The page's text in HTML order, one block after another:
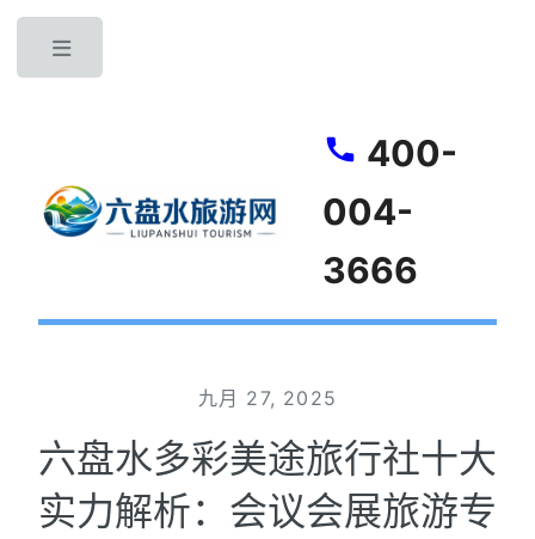
400-
004-
3666
九月 27, 2025
六盘水多彩美途旅行社十大
实力解析：会议会展旅游专